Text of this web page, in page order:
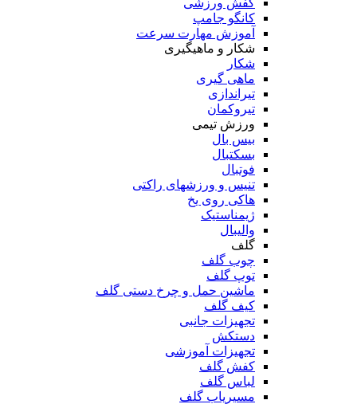
کفش ورزشی
کانگو جامپ
آموزش مهارت سرعت
شکار و ماهیگیری
شکار
ماهی گیری
تیراندازی
تیروکمان
ورزش تیمی
بیس بال
بسکتبال
فوتبال
تنیس و ورزشهای راکتی
هاکی روی یخ
ژیمناستیک
والیبال
گلف
چوب گلف
توپ گلف
ماشین حمل و چرخ دستی گلف
کیف گلف
تجهیزات جانبی
دستکش
تجهیزات آموزشی
کفش گلف
لباس گلف
مسیریاب گلف